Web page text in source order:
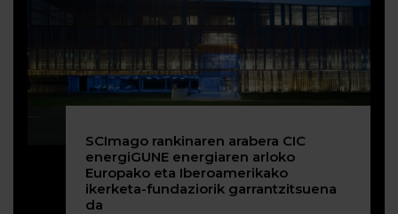
SCImago rankinaren arabera CIC
energiGUNE energiaren arloko
Europako eta Iberoamerikako
ikerketa-fundaziorik garrantzitsuena
da